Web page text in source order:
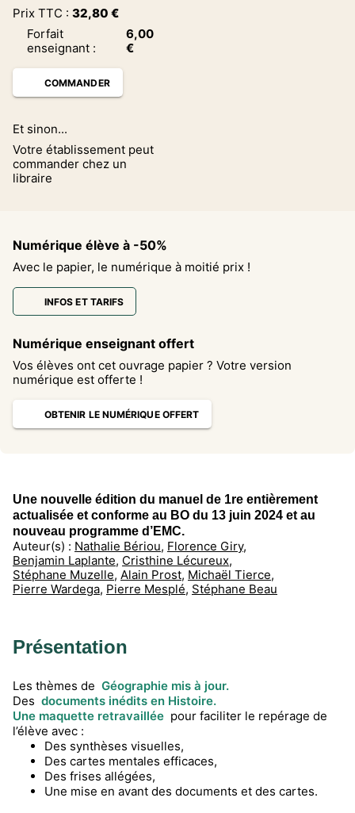
Prix TTC : 32,80 €
Forfait
enseignant :
6,00
€
COMMANDER
Et sinon...
Votre établissement peut
commander chez un
libraire
Numérique élève à -50%
Avec le papier, le numérique à moitié prix !
INFOS ET TARIFS
Numérique enseignant offert
Vos élèves ont cet ouvrage papier ? Votre version
numérique est offerte !
OBTENIR LE NUMÉRIQUE OFFERT
Une nouvelle édition du manuel de 1re entièrement
actualisée et conforme au BO du 13 juin 2024 et au
nouveau programme d’EMC.
Auteur(s) : Nathalie Bériou, Florence Giry,
Benjamin Laplante, Cristhine Lécureux,
Stéphane Muzelle, Alain Prost, Michaël Tierce,
Pierre Wardega, Pierre Mesplé, Stéphane Beau
Présentation
Les thèmes de Géographie mis à jour.
Des documents inédits en Histoire.
Une maquette retravaillée pour faciliter le repérage de
l’élève avec :
Des synthèses visuelles,
Des cartes mentales efficaces,
Des frises allégées,
Une mise en avant des documents et des cartes.